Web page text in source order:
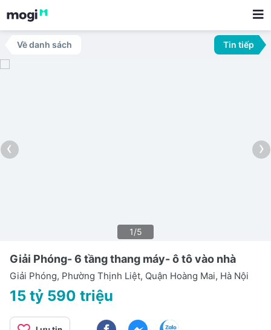
Về danh sách Tin tiếp
‹ ›
1/5
Giải Phóng- 6 tầng thang máy- ô tô vào nhà
Giải Phóng, Phường Thịnh Liệt, Quận Hoàng Mai, Hà Nội
15 tỷ 590 triệu